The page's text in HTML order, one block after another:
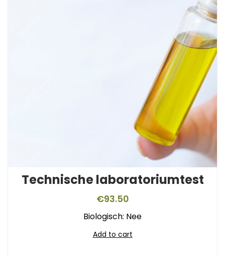
Technische laboratoriumtest
€93.50
Biologisch: Nee
Add to cart